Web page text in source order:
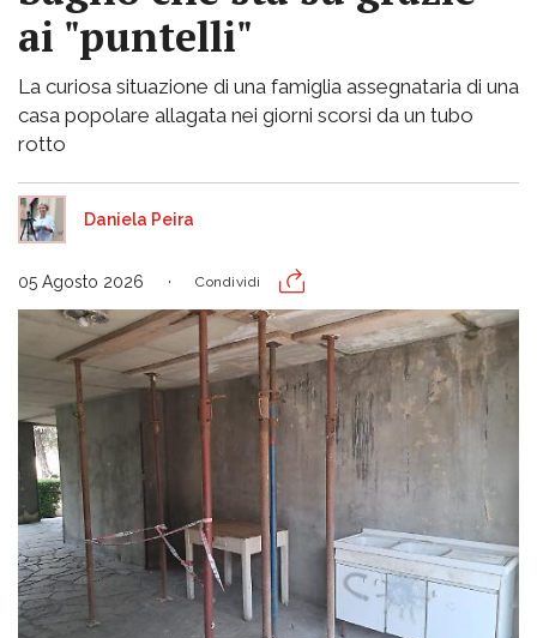
ai "puntelli"
La curiosa situazione di una famiglia assegnataria di una
casa popolare allagata nei giorni scorsi da un tubo
rotto
Daniela Peira
05 Agosto 2026 Condividi